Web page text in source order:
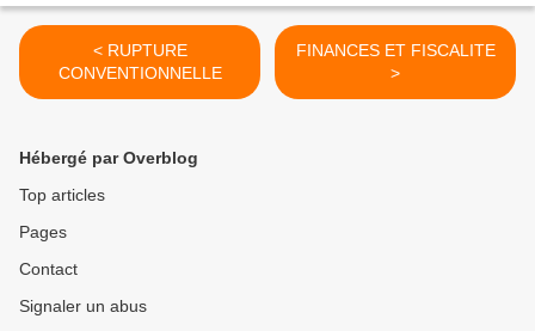
< RUPTURE
CONVENTIONNELLE
FINANCES ET FISCALITE
>
Hébergé par Overblog
Top articles
Pages
Contact
Signaler un abus